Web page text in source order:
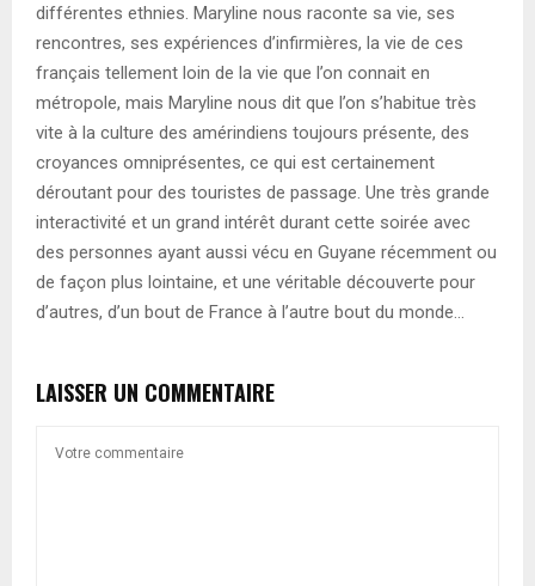
différentes ethnies. Maryline nous raconte sa vie, ses
rencontres, ses expériences d’infirmières, la vie de ces
français tellement loin de la vie que l’on connait en
métropole, mais Maryline nous dit que l’on s’habitue très
vite à la culture des amérindiens toujours présente, des
croyances omniprésentes, ce qui est certainement
déroutant pour des touristes de passage. Une très grande
interactivité et un grand intérêt durant cette soirée avec
des personnes ayant aussi vécu en Guyane récemment ou
de façon plus lointaine, et une véritable découverte pour
d’autres, d’un bout de France à l’autre bout du monde…
LAISSER UN COMMENTAIRE